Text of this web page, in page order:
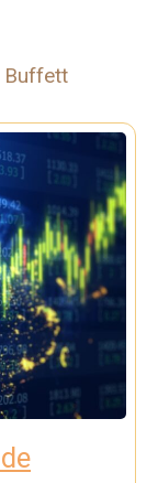
Buffett